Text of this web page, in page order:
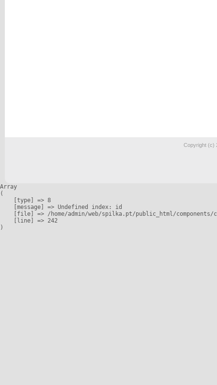
Copyright (c)
Array
(
    [type] => 8
    [message] => Undefined index: id
[file] => /home/admin/web/spilka.pt/public_html/
    [line] => 242